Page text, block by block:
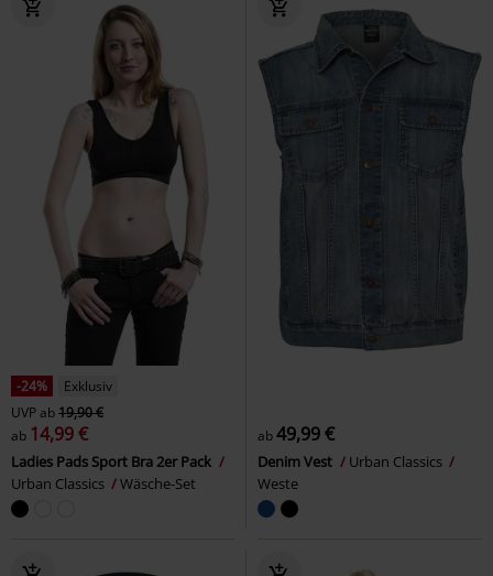
-24%
Exklusiv
UVPab19,90 €
ab 14,99 €
Ladies Pads Sport Bra 2er Pack
Urban Classics
Wäsche-Set
ab49,99 €
Denim Vest
Urban Classics
Weste